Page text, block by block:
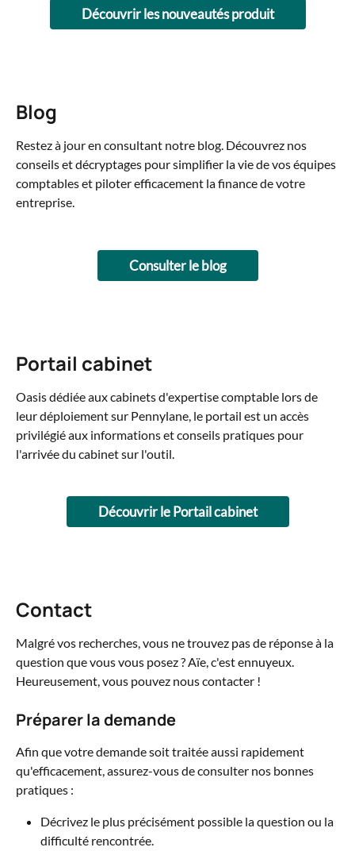
Découvrir les nouveautés produit
Blog
Restez à jour en consultant notre blog. Découvrez nos
conseils et décryptages pour simplifier la vie de vos équipes
comptables et piloter efficacement la finance de votre
entreprise.
Consulter le blog
Portail cabinet
Oasis dédiée aux cabinets d'expertise comptable lors de
leur déploiement sur Pennylane, le portail est un accès
privilégié aux informations et conseils pratiques pour
l'arrivée du cabinet sur l'outil.
Découvrir le Portail cabinet
Contact
Malgré vos recherches, vous ne trouvez pas de réponse à la
question que vous vous posez ? Aïe, c'est ennuyeux.
Heureusement, vous pouvez nous contacter !
Préparer la demande
Afin que votre demande soit traitée aussi rapidement
qu'efficacement, assurez-vous de consulter nos bonnes
pratiques :
Décrivez le plus précisément possible la question ou la
difficulté rencontrée.